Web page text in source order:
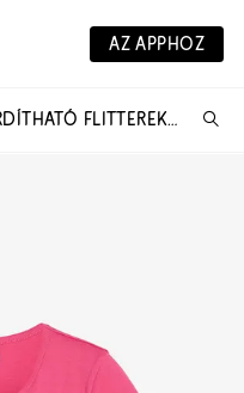
AZ APPHOZ
PÓLÓ LÁNYOKNAK MEGFORDÍTHATÓ FLITTEREKKEL ÉS BIO-PAMUTBÓL